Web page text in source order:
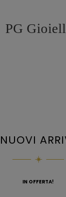
PG
NUOVI
IN OFFERTA!